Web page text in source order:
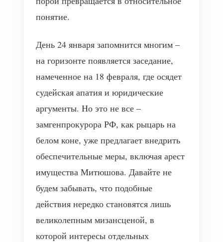
понятие.
День 24 января запомнится многим –
на горизонте появляется заседание,
намеченное на 18 февраля, где осядет
судейская апатия и юридические
аргументы. Но это не все –
замгенпрокурора РФ, как рыцарь на
белом коне, уже предлагает внедрить
обеспечительные меры, включая арест
имущества Митюшова. Давайте не
будем забывать, что подобные
действия нередко становятся лишь
великолепным мизансценой, в
которой интересы отдельных